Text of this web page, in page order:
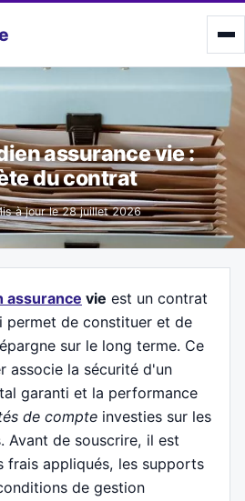
assurance vie :
du contrat
à jour le28 juillet 2026
assurance vie est un contrat
permet de constituer et de
sur le long terme. Ce
associe la sécurité d'un
garanti et la performance
de compte investies sur les
Avant de souscrire, il est
frais appliqués, les supports
de gestion